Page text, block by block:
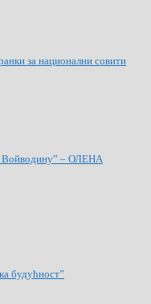
за национални совити
Войводину” – ОЛЕНА
будућност”